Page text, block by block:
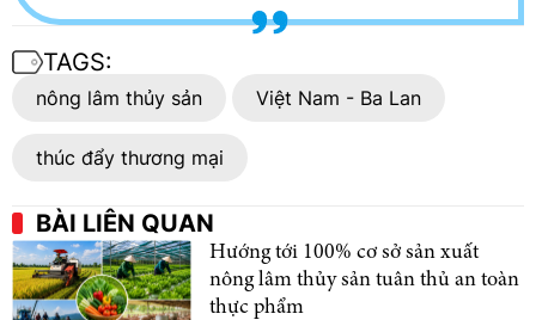
TAGS:
nông lâm thủy sản Việt Nam - Ba Lan
thúc đẩy thương mại
BÀI LIÊN QUAN
Hướng tới 100% cơ sở sản xuất
nông lâm thủy sản tuân thủ an toàn
thực phẩm